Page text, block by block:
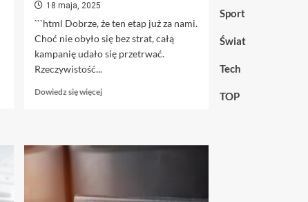
18 maja, 2025
```html Dobrze, że ten etap już za nami.
Choć nie obyło się bez strat, całą
kampanię udało się przetrwać.
Rzeczywistość...
Dowiedz się więcejDowiedz
się,
etap
Sport
Świat
Tech
TOP